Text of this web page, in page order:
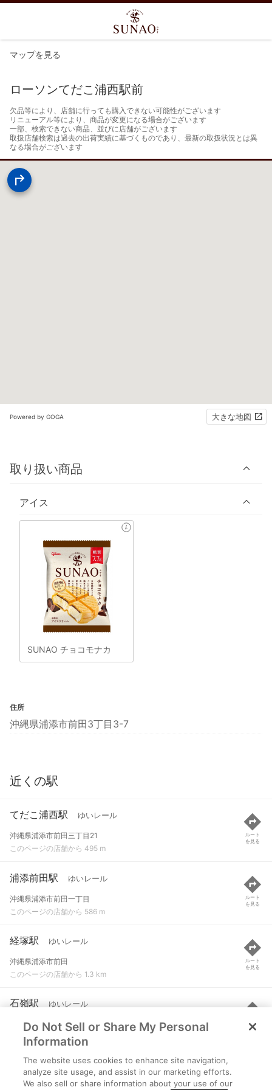
マップを見る
ローソンてだこ浦西駅前
欠品等により、店舗に行っても購入できない可能性がございます
リニューアル等により、商品が変更になる場合がございます
一部、検索できない商品、並びに店舗がございます
取扱店舗検索は過去の出荷実績に基づくものであり、最新の取扱状況とは異
なる場合がございます
Powered by GOGA 大きな地図
取り扱い商品
アイス
SUNAO チョコモナカ
住所
沖縄県浦添市前田3丁目3-7
近くの駅
てだこ浦西駅 ゆいレール
沖縄県浦添市前田三丁目21
このページの店舗から 495 m
ルート
を見る
浦添前田駅 ゆいレール
沖縄県浦添市前田一丁目
このページの店舗から 586 m
ルート
を見る
経塚駅 ゆいレール
沖縄県浦添市前田
このページの店舗から 1.3 km
ルート
を見る
石嶺駅 ゆいレール
沖縄県那覇市首里石嶺町二丁目90
このページの店舗から 2.1 km
ルート
を見る
儀保駅 ゆいレール
那覇市首里儀保町３-１４-３
Do Not Sell or Share My Personal
Information
The website uses cookies to enhance site navigation,
analyze site usage, and assist in our marketing efforts.
We also sell or share information about your use of our